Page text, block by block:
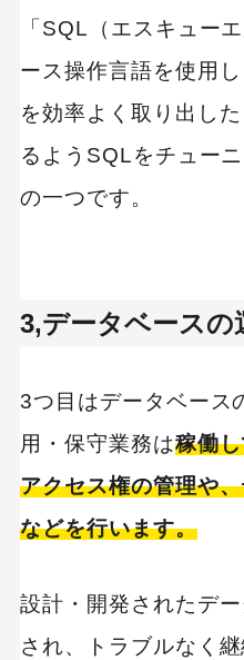
キーワードから記
検
人気
SaaS
Webデザ
副業
初心者
「SQL（エスキュー
ース操作言語を使用
を効率よく取り出し
るようSQLをチュー
の一つです。
3,データベースの
3つ目はデータベース
用・保守業務は稼働
アクセス権の管理や
などを行います。
設計・開発されたデ
され、トラブルなく